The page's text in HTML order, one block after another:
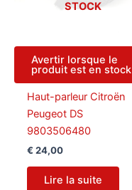
STOCK
Avertir lorsque le
produit est en stock
Haut-parleur Citroën
Peugeot DS
9803506480
€ 24,00
Lire la suite